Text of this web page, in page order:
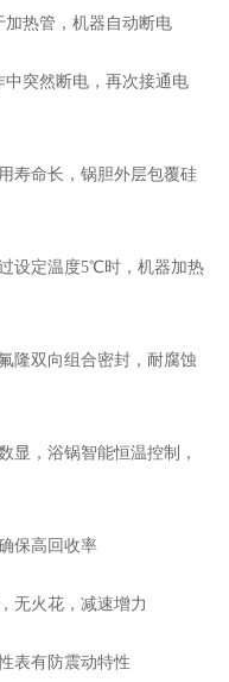
热管，机器自动断电
突然断电，再次接通电
命长，锅胆外层包覆硅
设定温度5℃时，机器加热
双向组合密封，耐腐蚀
，浴锅智能恒温控制，
保高回收率
火花，减速增力
表有防震动特性